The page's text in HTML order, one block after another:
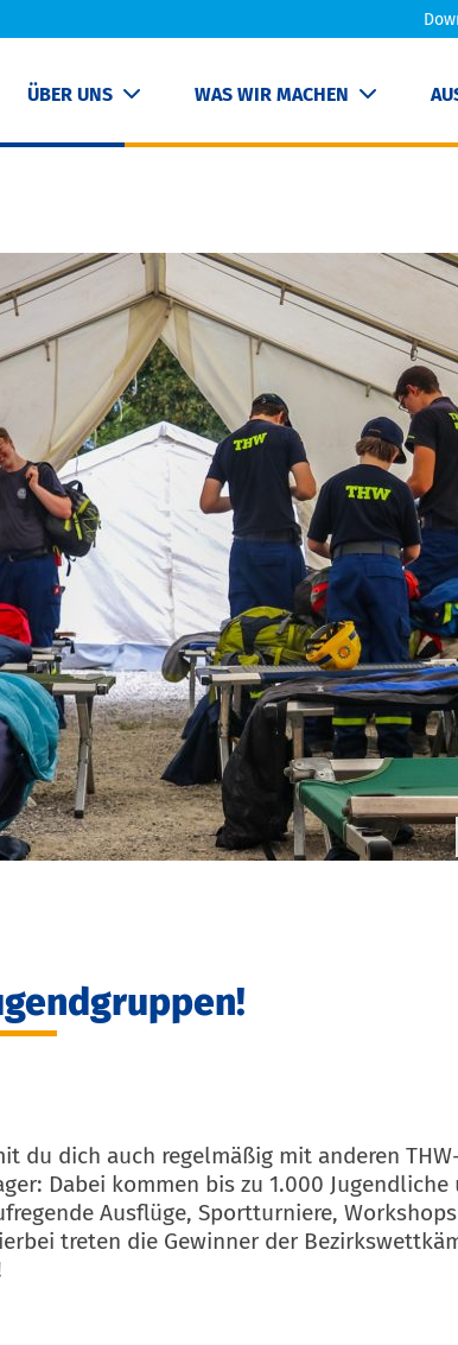
ÜBER UNS WAS WIR MACHEN
du dich auch regelmäßig mit anderen
Dabei kommen bis zu 1.000
Ausflüge, Sportturniere,
treten die Gewinner der